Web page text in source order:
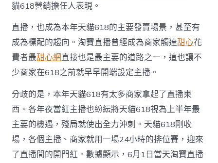
貓618營銷擔任人表現。
直播，也成為本年天貓618的主要發賣場景，甚至有
成為標配的趨向。淘寶直播曾經成為商家觸達甜心花
費者最甜心網直接也是最主要的道路之一，這也讓不
少商家在618之前就早早開端設定主播。
分歧的是，本年天貓618有太多商家拿起了直播東
西。各年夜當紅主播也紛紜將天貓618視為上半年最
主要的機遇，殘局就使出全力沖刺。天貓618剛收
場，各個主播、商家就用一場24小時的排位賽，迎來
了直播間的開門紅。數據顯示，6月1日當天淘寶直播